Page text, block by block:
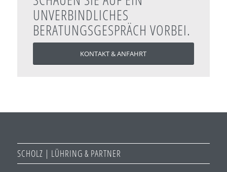
UNVERBINDLICHES
BERATUNGSGESPRÄCH VORBEI.
KONTAKT & ANFAHRT
SCHOLZ | LÜHRING & PARTNER